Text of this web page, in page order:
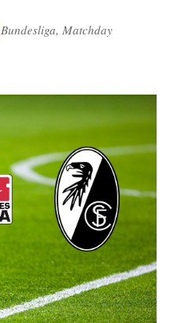
Bundesliga, Matchday